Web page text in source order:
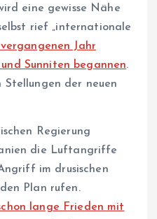
eine gewisse Nähe
rief „internationale
Jahr
Sunniten begannen.
Stellungen der neuen
Regierung
die Luftangriffe
im drusischen
Plan rufen.
lange Frieden mit